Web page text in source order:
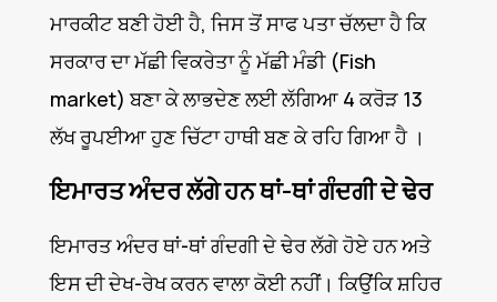
ਮਾਰਕੀਟ ਬਣੀ ਹੋਈ ਹੈ, ਜਿਸ ਤੋਂ ਸਾਫ ਪਤਾ ਚੱਲਦਾ ਹੈ ਕਿ
ਸਰਕਾਰ ਦਾ ਮੱਛੀ ਵਿਕਰੇਤਾ ਨੂੰ ਮੱਛੀ ਮੰਡੀ (Fish
market) ਬਣਾ ਕੇ ਲਾਭਦੇਣ ਲਈ ਲੱਗਿਆ 4 ਕਰੋੜ 13
ਲੱਖ ਰੂਪਈਆ ਹੁਣ ਚਿੱਟਾ ਹਾਥੀ ਬਣ ਕੇ ਰਹਿ ਗਿਆ ਹੈ ।
ਇਮਾਰਤ ਅੰਦਰ ਲੱਗੇ ਹਨ ਥਾਂ-ਥਾਂ ਗੰਦਗੀ ਦੇ ਢੇਰ
ਇਮਾਰਤ ਅੰਦਰ ਥਾਂ-ਥਾਂ ਗੰਦਗੀ ਦੇ ਢੇਰ ਲੱਗੇ ਹੋਏ ਹਨ ਅਤੇ
ਇਸ ਦੀ ਦੇਖ-ਰੇਖ ਕਰਨ ਵਾਲਾ ਕੋਈ ਨਹੀਂ। ਕਿਉਂਕਿ ਸ਼ਹਿਰ